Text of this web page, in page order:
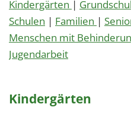
Kindergärten |
Schulen | Familien |
Menschen mit
Jugendarbeit
Kindergärten